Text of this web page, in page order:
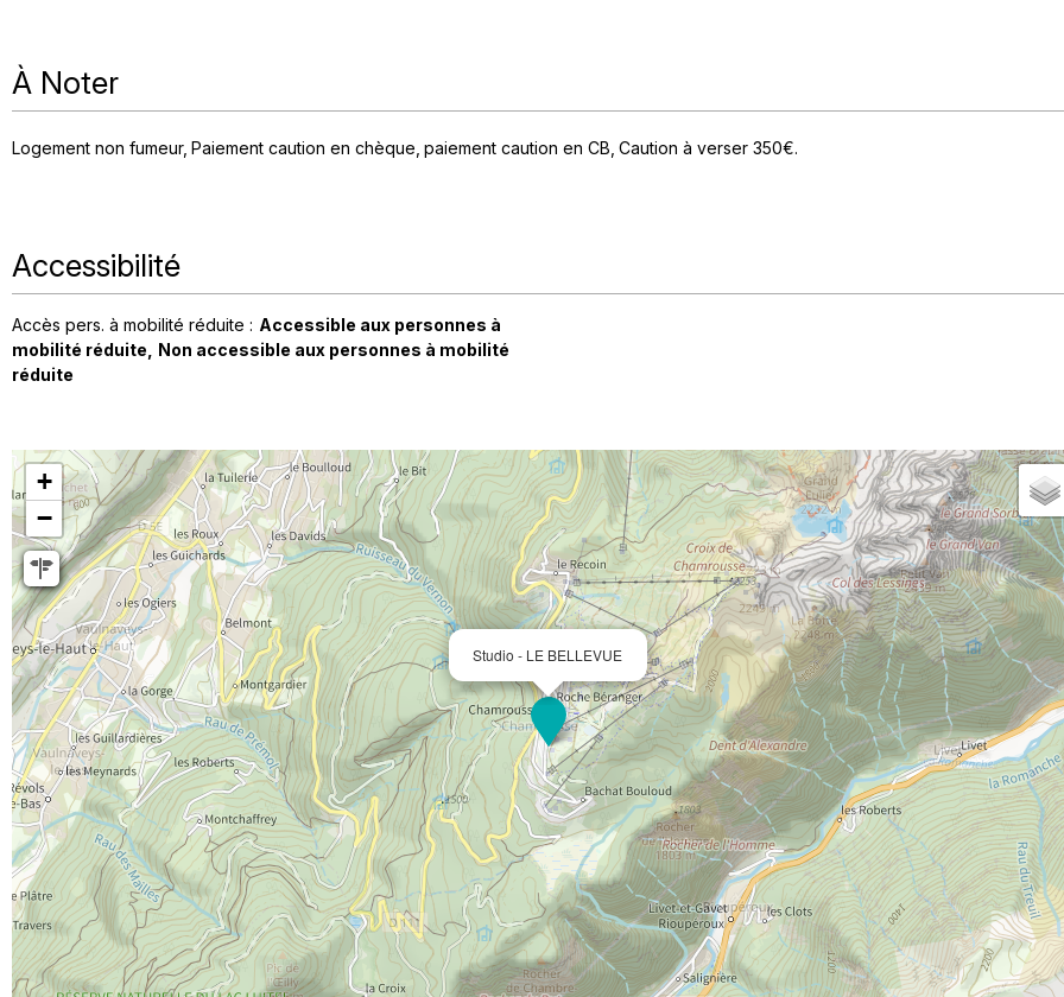
À Noter
Logement non fumeur Paiement caution en chèque paiement caution en CB Caution à verser 350€
Accessibilité
Accès pers. à mobilité réduite : Accessible aux personnes à
mobilité réduite
Non accessible aux personnes à mobilité
réduite
Studio - LE BELLEVUE
+
−